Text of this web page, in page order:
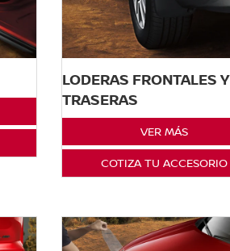
LODERAS FRONTALES Y
TRASERAS
VER MÁS
COTIZA TU ACCESORIO